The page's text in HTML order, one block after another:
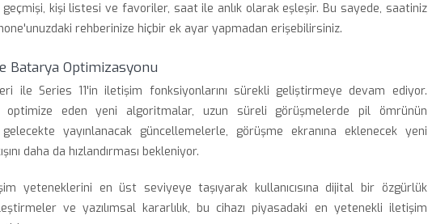
kişi listesi ve favoriler, saat ile anlık olarak eşleşir. Bu sayede, saatiniz
rehberinize hiçbir ek ayar yapmadan erişebilirsiniz.
Batarya Optimizasyonu
ile Series 11'in iletişim fonksiyonlarını sürekli geliştirmeye devam ediyor.
optimize eden yeni algoritmalar, uzun süreli görüşmelerde pil ömrünün
gelecekte yayınlanacak güncellemelerle, görüşme ekranına eklenecek yeni
daha da hızlandırması bekleniyor.
yeteneklerini en üst seviyeye taşıyarak kullanıcısına dijital bir özgürlük
ve yazılımsal kararlılık, bu cihazı piyasadaki en yetenekli iletişim